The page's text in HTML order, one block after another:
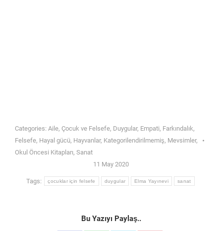
Categories: Aile, Çocuk ve Felsefe, Duygular, Empati, Farkındalık,
Felsefe, Hayal gücü, Hayvanlar, Kategorilendirilmemiş, Mevsimler,
Okul Öncesi Kitapları, Sanat
11 May 2020
Tags: çocuklar için felsefe duygular Elma Yayınevi sanat
Bu Yazıyı Paylaş..